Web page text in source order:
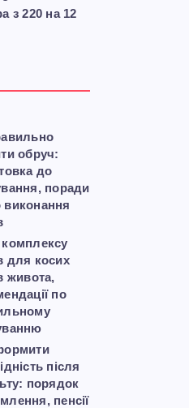
з 220 на 12
обруч:
до
поради
для косих
живота,
по
після
порядок
пенсії